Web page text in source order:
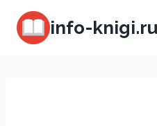
Перейти
содержимому
info-knigi.ru